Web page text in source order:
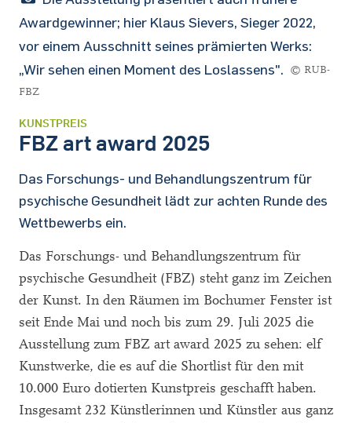
Awardgewinner; hier Klaus Sievers, Sieger 2022,
vor einem Ausschnitt seines prämierten Werks:
„Wir sehen einen Moment des Loslassens".
© RUB-
FBZ
KUNSTPREIS
FBZ art award 2025
Das Forschungs- und Behandlungszentrum für
psychische Gesundheit lädt zur achten Runde des
Wettbewerbs ein.
Das Forschungs- und Behandlungszentrum für
psychische Gesundheit (FBZ) steht ganz im Zeichen
der Kunst. In den Räumen im Bochumer Fenster ist
seit Ende Mai und noch bis zum 29. Juli 2025 die
Ausstellung zum FBZ art award 2025 zu sehen: elf
Kunstwerke, die es auf die Shortlist für den mit
10.000 Euro dotierten Kunstpreis geschafft haben.
Insgesamt 232 Künstlerinnen und Künstler aus ganz